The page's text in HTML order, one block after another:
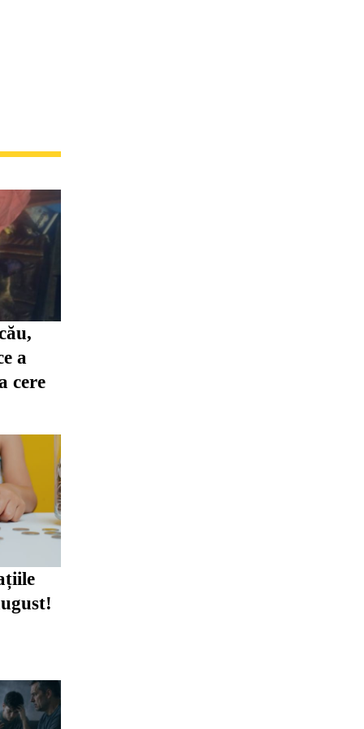
a
cere